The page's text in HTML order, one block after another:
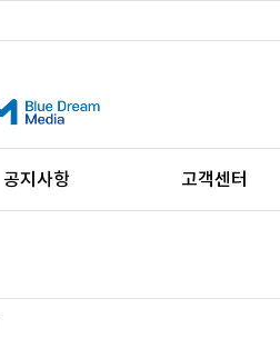
공지사항 고객센터